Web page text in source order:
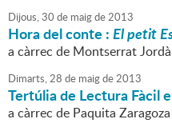
Dijous,30 de maigde2013
Hora del conte :El petit
a càrrec de Montserrat Jordà
Dimarts,28 de maigde2013
Tertúlia de Lectura Fàcil
a càrrec de Paquita Zaragoza